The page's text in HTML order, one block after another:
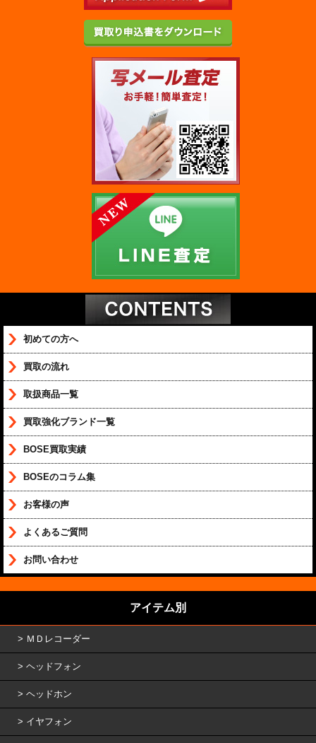
初めての方へ
買取の流れ
取扱商品一覧
買取強化ブランド一覧
BOSE買取実績
BOSEのコラム集
お客様の声
よくあるご質問
お問い合わせ
アイテム別
ＭＤレコーダー
ヘッドフォン
ヘッドホン
イヤフォン